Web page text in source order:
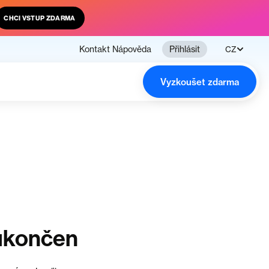
CHCI VSTUP ZDARMA
Kontakt Nápověda Přihlásit CZ
Vyzkoušet zdarma